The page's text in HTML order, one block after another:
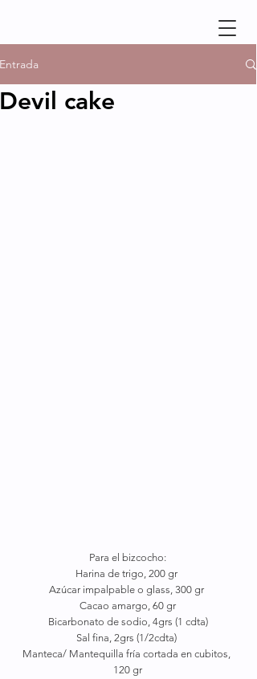
Entrada
Devil cake
Para el bizcocho:
Harina de trigo, 200 gr
Azúcar impalpable o glass, 300 gr
Cacao amargo, 60 gr
Bicarbonato de sodio, 4grs (1 cdta)
Sal fina, 2grs (1/2cdta)
Manteca/ Mantequilla fría cortada en cubitos,
120 gr